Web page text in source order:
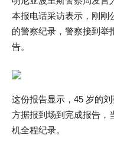
本报电话采访表示，刚刚
的警察纪录，警察接到举
告。
这份报告显示，45 岁的
方据报到场到完成报告，
机全程纪录。